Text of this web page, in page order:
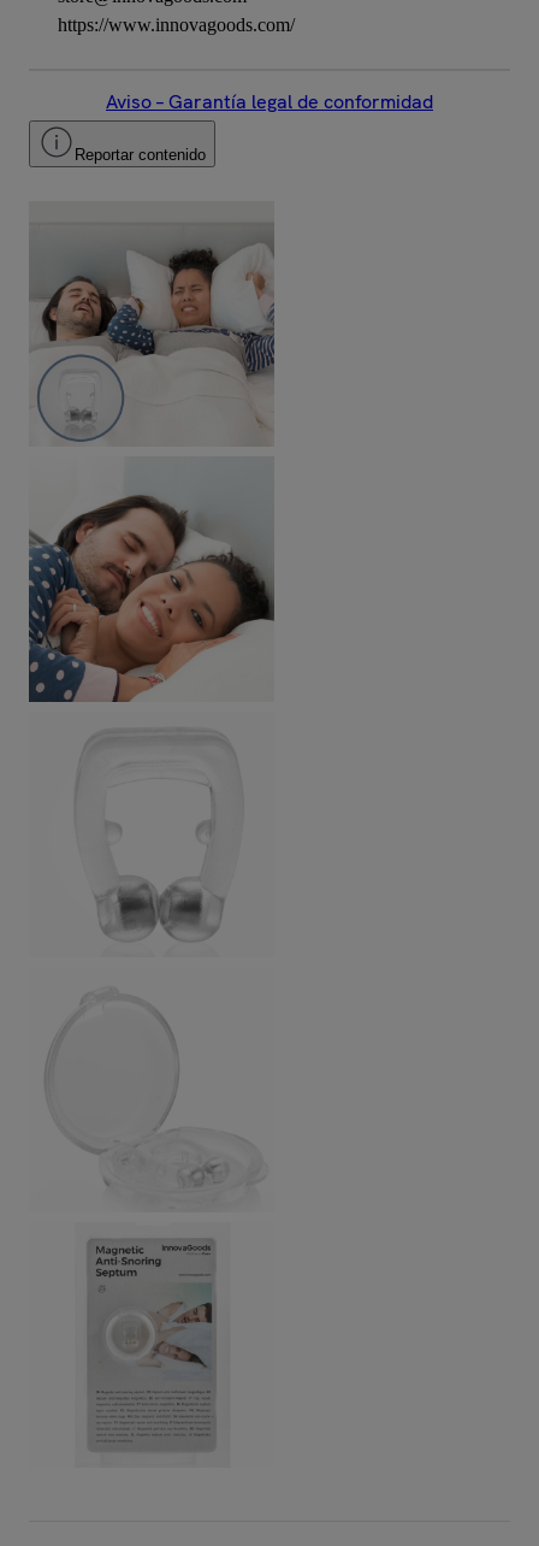
https://www.innovagoods.com/
Aviso – Garantía legal de conformidad
Reportar contenido